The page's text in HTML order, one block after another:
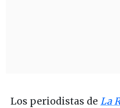
Los periodistas de La